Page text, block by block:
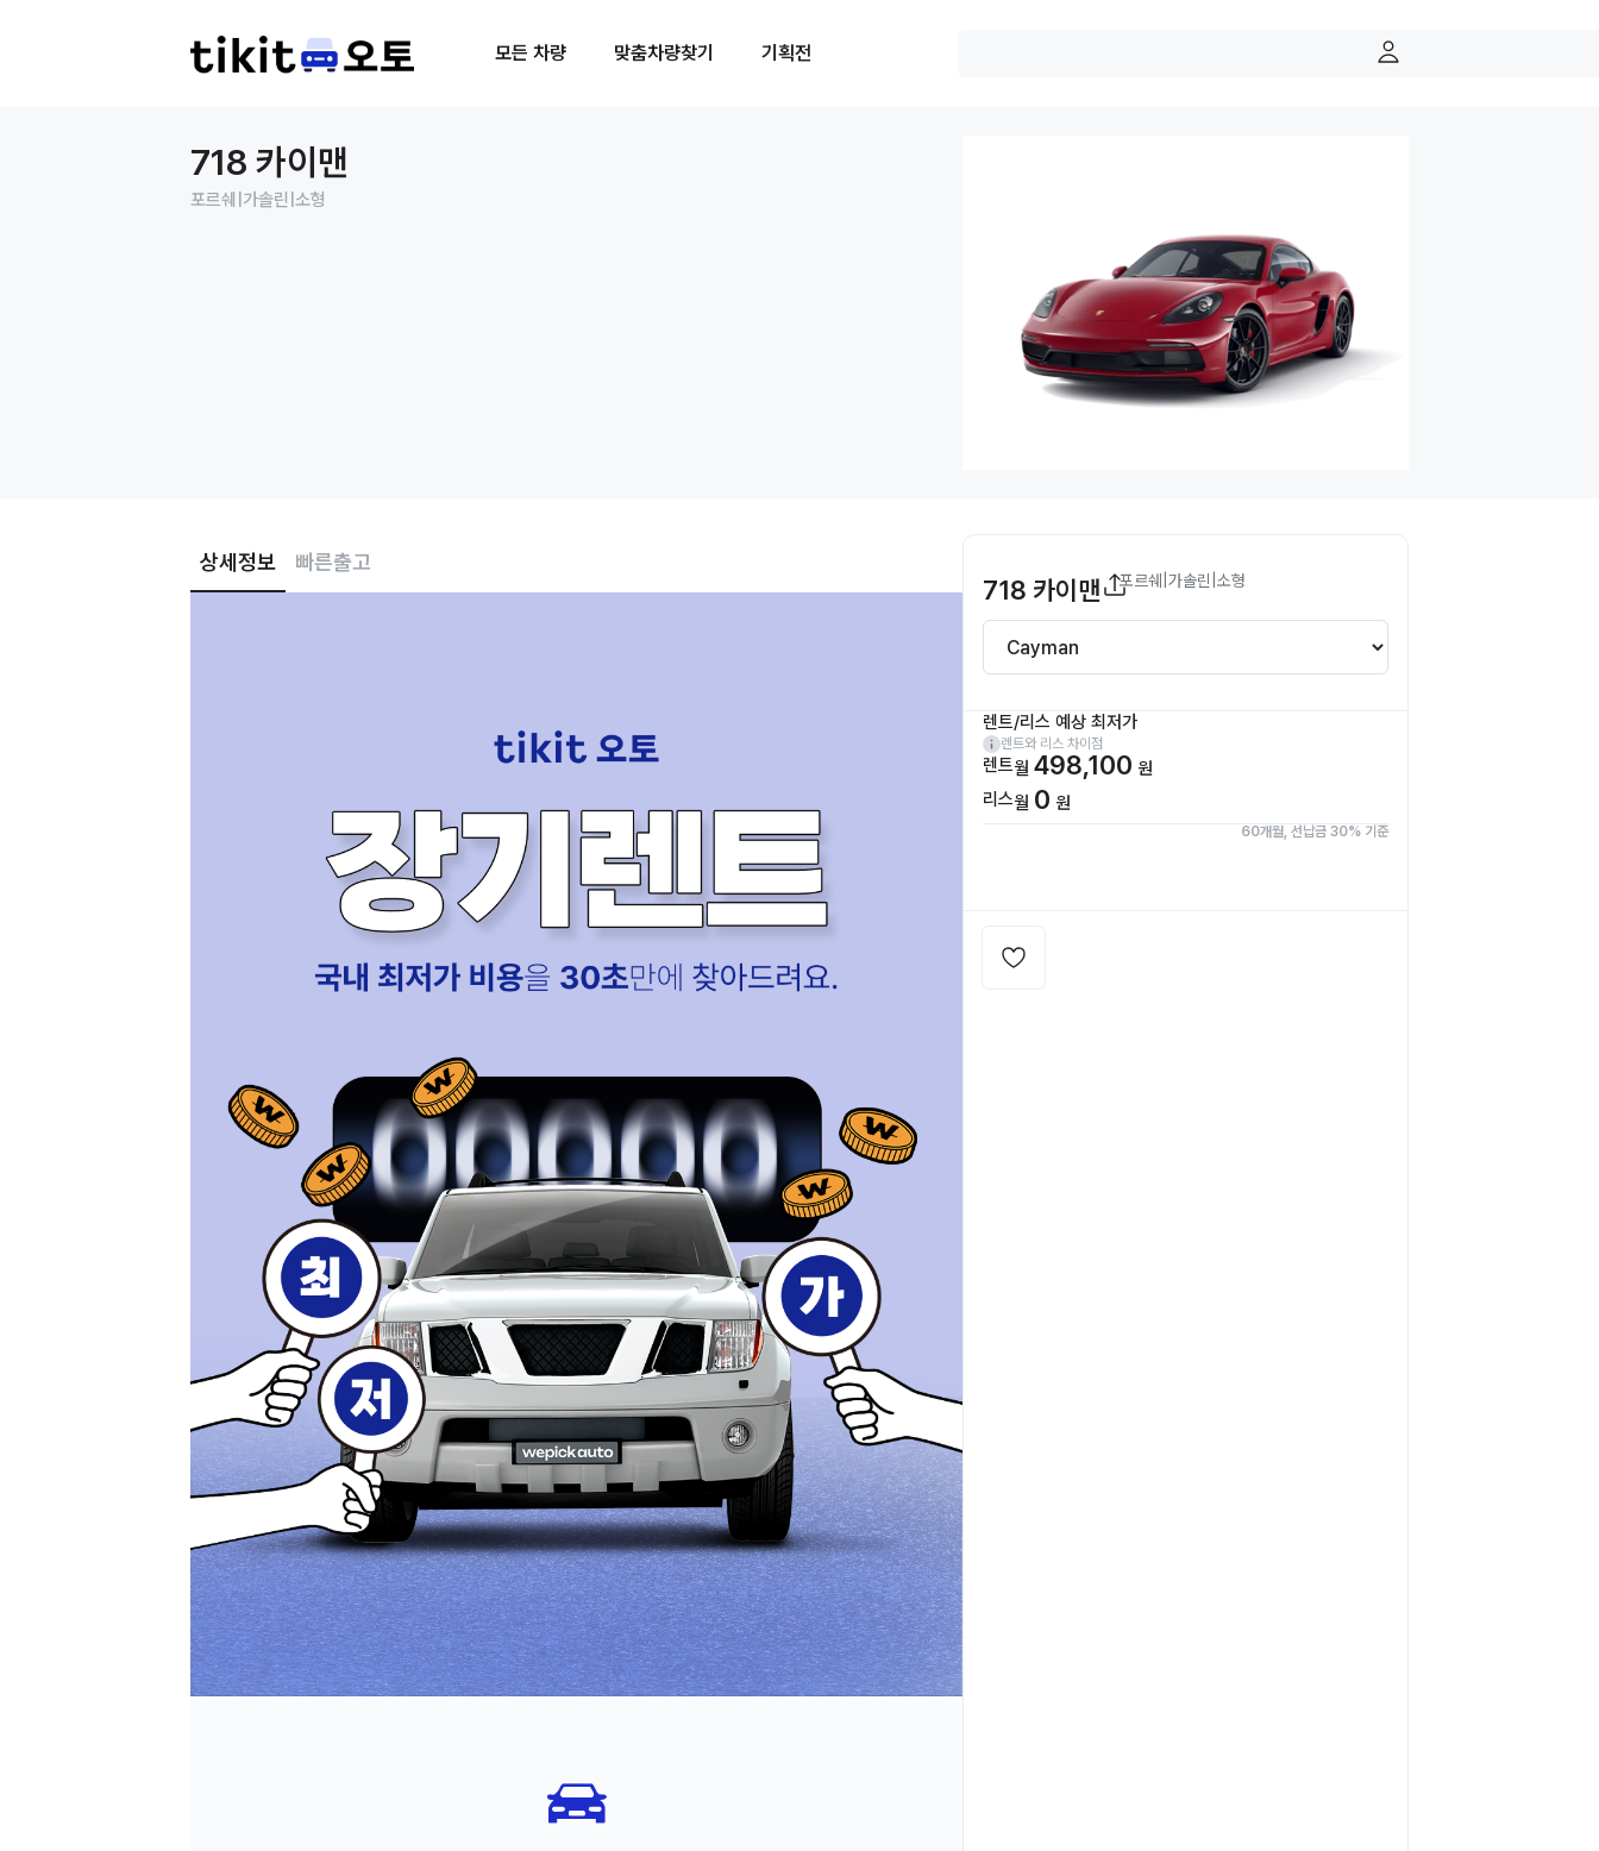
모든 차량 맞춤차량찾기 기획전
718 카이맨
포르쉐 가솔린 소형
상세정보 빠른출고
718 카이맨 포르쉐 가솔린 소형
렌트/리스 예상 최저가
렌트와 리스 차이점
렌트월 498,100 원
리스월 0 원
60개월, 선납금 30% 기준